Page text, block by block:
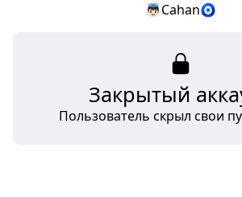
👼🏻Cahan🧿
Закрытый
Пользователь скрыл свои